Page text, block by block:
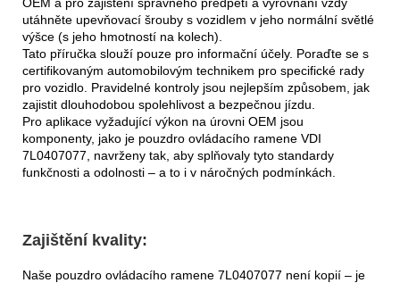
utáhněte upevňovací šrouby s vozidlem v jeho normální světlé
výšce (s jeho hmotností na kolech).
Tato příručka slouží pouze pro informační účely. Poraďte se s
certifikovaným automobilovým technikem pro specifické rady
pro vozidlo. Pravidelné kontroly jsou nejlepším způsobem, jak
zajistit dlouhodobou spolehlivost a bezpečnou jízdu.
Pro aplikace vyžadující výkon na úrovni OEM jsou
komponenty, jako je pouzdro ovládacího ramene VDI
7L0407077, navrženy tak, aby splňovaly tyto standardy
funkčnosti a odolnosti – a to i v náročných podmínkách.
Zajištění kvality:
Naše pouzdro ovládacího ramene 7L0407077 není kopií – je